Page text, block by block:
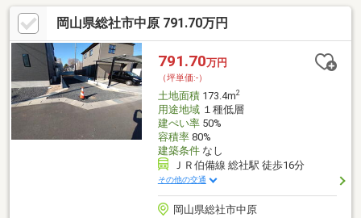
パンの街 『 総 社 市 』近隣には美味しいパン屋さんがた
くさん！パン屋さん巡りを楽しめそうです☆【備考】グーグルマ
ップで現地見学される場合は 総社市井手178-1 を、目的地
に設定して下さい。
岡山県総社市中原 791.70万円
791.70万円
（坪単価:-）
土地面積173.4m2
用途地域１種低層
建ぺい率50%
容積率80%
建築条件なし
ＪＲ伯備線 総社駅 徒歩16分
その他の交通
岡山県総社市中原